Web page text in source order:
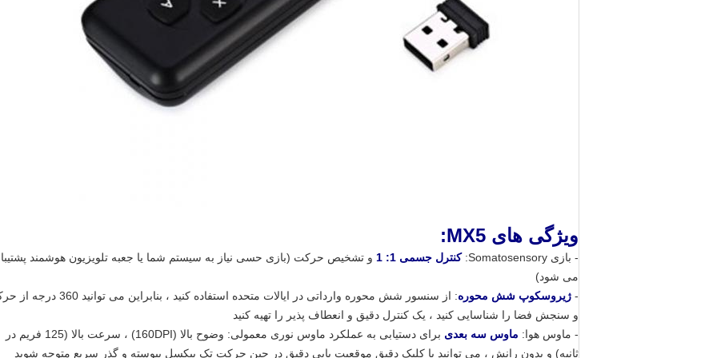
ویژگی های MX5:
- بازی Somatosensory: کنترل جسمی 1: 1
و تشخیص حرکت (بازی حسی نیاز به سیستم شما یا جعبه تلویزیون هوشمند
می شود)
- ژیروسکوپ شش محوره
: از سنسور شش محوره وارداتی در ایالات متحده استفاده کنید ، بنابراین می
و سنجش فضا را شناسایی کنید ، یک کنترل دقیق و انعطاف پذیر را تهیه کنید
- ماوس هوا: ماوس سه بعدی
برای دستیابی به عملکرد ماوس نوری معمولی: وضوح بالا (160DPI) ، سرعت بالا (125 فریم در
ثانیه) و بدون رانش ، می توانید با کلیک دقیق موقعیت یابی دقیق در حین حرکت تک پیکسل پیوسته و گذر سریع متوجه شوید